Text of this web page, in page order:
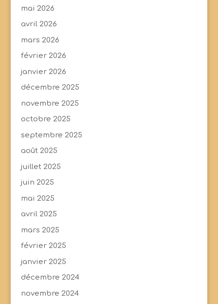
mai 2026
avril 2026
mars 2026
février 2026
janvier 2026
décembre 2025
novembre 2025
octobre 2025
septembre 2025
août 2025
juillet 2025
juin 2025
mai 2025
avril 2025
mars 2025
février 2025
janvier 2025
décembre 2024
novembre 2024